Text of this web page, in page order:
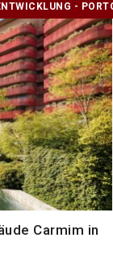
-
Carmim in